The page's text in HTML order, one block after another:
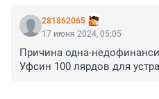
281862065
17 июня 2024, 05:05
Причина одна-
Уфсин 100 лярдов для